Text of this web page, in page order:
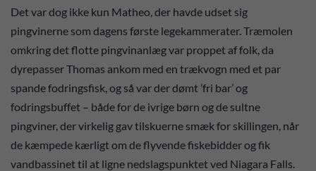
Det var dog ikke kun Matheo, der havde udset sig
pingvinerne som dagens første legekammerater. Træmolen
omkring det flotte pingvinanlæg var proppet af folk, da
dyrepasser Thomas ankom med en trækvogn med et par
spande fodringsfisk, og så var der dømt ’fri bar’ og
fodringsbuffet – både for de ivrige børn og de sultne
pingviner, der virkelig gav tilskuerne smæk for skillingen, når
de kæmpede kærligt om de flyvende fiskebidder og fik
vandbassinet til at ligne nedslagspunktet ved Niagara Falls.